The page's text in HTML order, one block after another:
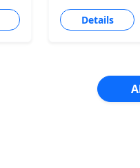
Details